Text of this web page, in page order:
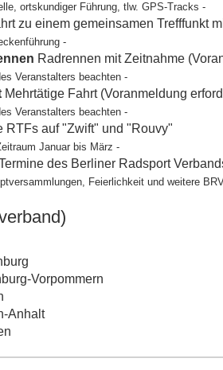
ortskundiger Führung, tlw. GPS-Tracks -
zu einem gemeinsamen Trefffunkt
-
Radrennen mit Zeitnahme
Veranstalters beachten -
Mehrtätige Fahrt (Voranmeldung
Veranstalters beachten -
RTFs auf "Zwift" und "Rouvy"
Januar bis März -
des Berliner Radsport
Feierlichkeit und weitere
Vorpommern
Anhalt